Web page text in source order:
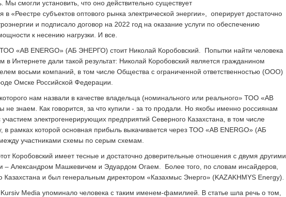
Мы смогли установить, что оно действительно существует
в «Реестре субъектов оптового рынка электрической энергии», оперирует достаточно
и подписало договор на 2022 год на оказание услуги по обеспечению
к несению нагрузки. И все.
«AB ENERGO» (АБ ЭНЕРГО) стоит Николай Коробовский. Попытки найти человека
Интернете дали такой результат: Николай Коробовский является гражданином
восьми компаний, в том числе Общества с ограниченной ответственностью (ООО)
Омске Российской Федерации.
нам назвали в качестве владельца (номинального или реального» ТОО «AB
знаем. Как говорится, за что купили - за то продали. Но якобы именно россиянам
электрогенерирующих предприятий Северного Казахстана, в том числе
в рамках которой основная прибыль выкачивается через ТОО «AB ENERGO» (АБ
участниками схемы по серым схемам.
Коробовский имеет тесные и достаточно доверительные отношения с двумя другими
– Александром Машкевичем и Эдуардом Огаем. Более того, по словам инсайдеров,
Казахстана и был генеральным директором «Казахмыс Энерго» (KAZAKHMYS Energy).
Media упоминало человека с таким именем-фамилией. В статье шла речь о том,